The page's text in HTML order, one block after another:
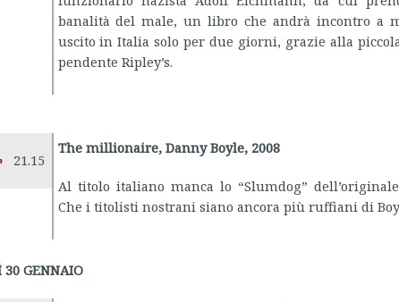
banalità del male, un libro che andrà incontro a
uscito in Italia solo per due giorni, grazie alla
pen­dente Ripley’s.
21.15
The millionaire, Danny Boyle, 2008
Al titolo italiano manca lo “Slumdog”
Che i titolisti nostrani siano ancora più ruffiani di
30 GENNAIO